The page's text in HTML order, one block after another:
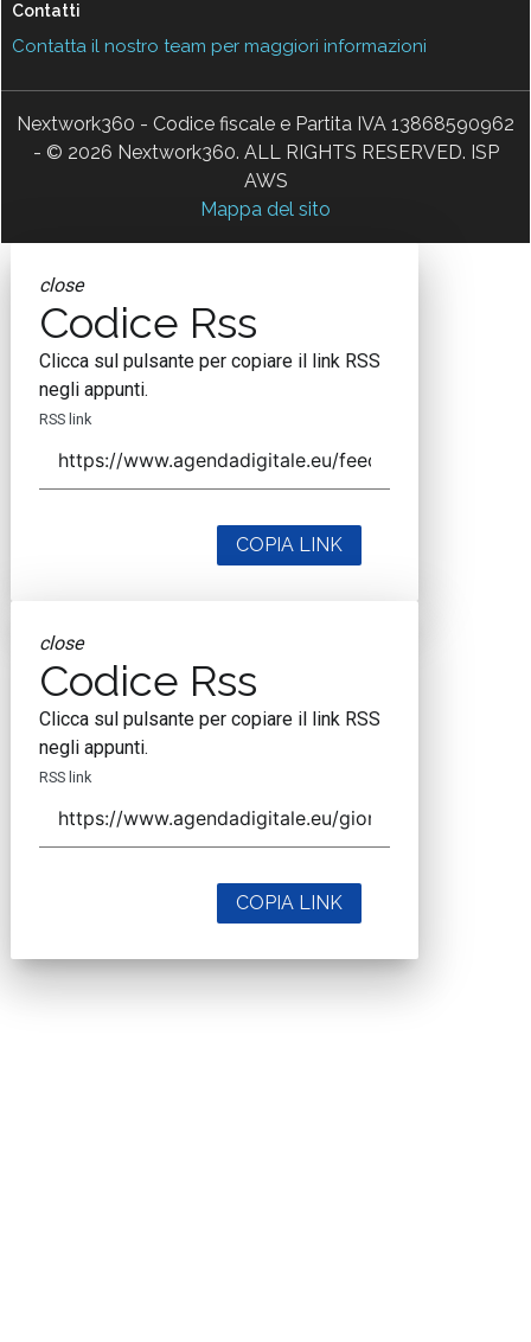
Contatti
Contatta il nostro team per maggiori informazioni
Nextwork360 - Codice fiscale e Partita IVA 13868590962
- © 2026 Nextwork360. ALL RIGHTS RESERVED. ISP
AWS
Mappa del sito
close
Codice Rss
Clicca sul pulsante per copiare il link RSS
negli appunti.
RSS link
COPIA LINK
close
Codice Rss
Clicca sul pulsante per copiare il link RSS
negli appunti.
RSS link
COPIA LINK